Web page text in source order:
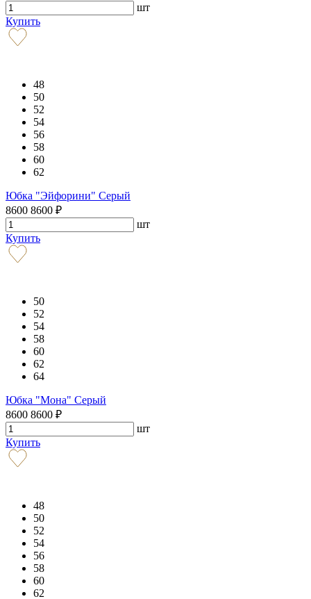
шт
Купить
48
50
52
54
56
58
60
62
Юбка "Эйфорини" Серый
8600 8600 ₽
шт
Купить
50
52
54
58
60
62
64
Юбка "Мона" Серый
8600 8600 ₽
шт
Купить
48
50
52
54
56
58
60
62